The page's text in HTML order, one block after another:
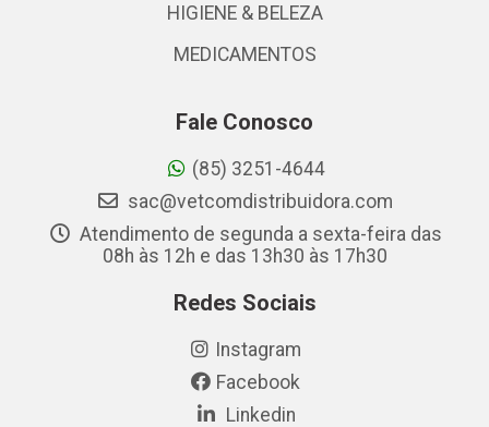
HIGIENE & BELEZA
MEDICAMENTOS
Fale Conosco
(85) 3251-4644
sac@vetcomdistribuidora.com
Atendimento de segunda a sexta-feira das
08h às 12h e das 13h30 às 17h30
Redes Sociais
Instagram
Facebook
Linkedin